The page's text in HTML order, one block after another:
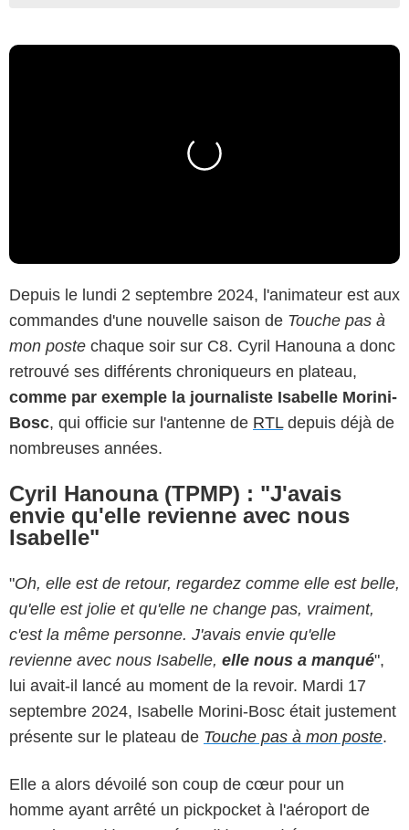
Depuis le lundi 2 septembre 2024, l'animateur est aux
commandes d'une nouvelle saison de Touche pas à
mon poste chaque soir sur C8. Cyril Hanouna a donc
retrouvé ses différents chroniqueurs en plateau,
comme par exemple la journaliste Isabelle Morini-
Bosc, qui officie sur l'antenne de RTLdepuis déjà de
nombreuses années.
Cyril Hanouna (TPMP) : "J'avais
envie qu'elle revienne avec nous
Isabelle"
"Oh, elle est de retour, regardez comme elle est belle,
qu'elle est jolie et qu'elle ne change pas, vraiment,
c'est la même personne. J'avais envie qu'elle
revienne avec nous Isabelle, elle nous a manqué",
lui avait-il lancé au moment de la revoir. Mardi 17
septembre 2024, Isabelle Morini-Bosc était justement
présente sur le plateau de Touche pas à mon poste.
Elle a alors dévoilé son coup de cœur pour un
homme ayant arrêté un pickpocket à l'aéroport de